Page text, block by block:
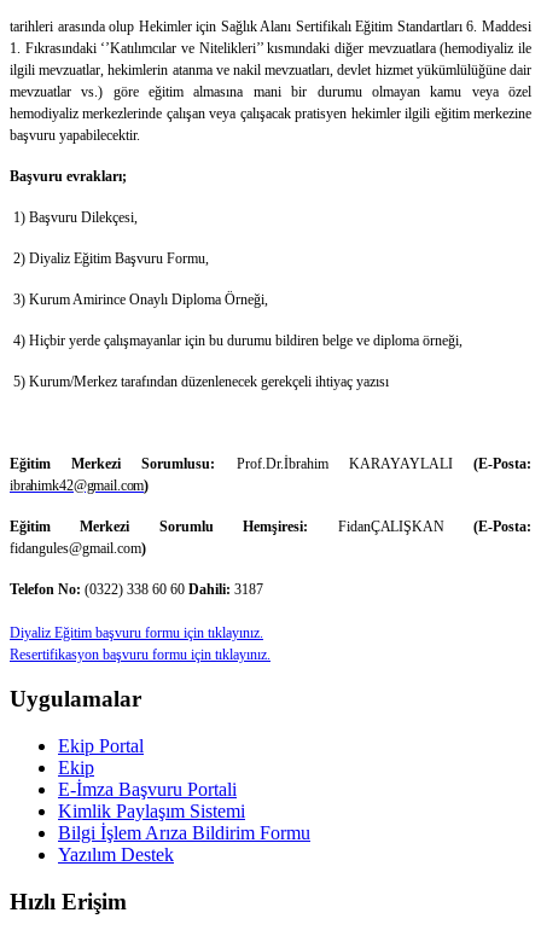
tarihleri arasında olup Hekimler için Sağlık Alanı Sertifikalı Eğitim Standartları 6. Maddesi
1. Fıkrasındaki ‘’Katılımcılar ve Nitelikleri’’ kısmındaki diğer mevzuatlara (hemodiyaliz ile
ilgili mevzuatlar, hekimlerin atanma ve nakil mevzuatları, devlet hizmet yükümlülüğüne dair
mevzuatlar vs.) göre eğitim almasına mani bir durumu olmayan kamu veya özel
hemodiyaliz merkezlerinde çalışan veya çalışacak pratisyen hekimler ilgili eğitim merkezine
başvuru yapabilecektir.
Başvuru evrakları;
1) Başvuru Dilekçesi,
2) Diyaliz Eğitim Başvuru Formu,
3) Kurum Amirince Onaylı Diploma Örneği,
4) Hiçbir yerde çalışmayanlar için bu durumu bildiren belge ve diploma örneği,
5) Kurum/Merkez tarafından düzenlenecek gerekçeli ihtiyaç yazısı
Eğitim Merkezi Sorumlusu: Prof.Dr.İbrahim KARAYAYLALI(E-Posta:
ibrahimk42@gmail.com)
Eğitim Merkezi Sorumlu Hemşiresi: FidanÇALIŞKAN(E-Posta:
fidangules@gmail.com)
Telefon No: (0322) 338 60 60 Dahili: 3187
Diyaliz Eğitim başvuru formu için tıklayınız.
Resertifikasyon başvuru formu için tıklayınız.
Uygulamalar
Ekip Portal
Ekip
E-İmza Başvuru Portali
Kimlik Paylaşım Sistemi
Bilgi İşlem Arıza Bildirim Formu
Yazılım Destek
Hızlı Erişim